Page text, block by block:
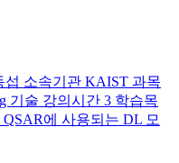
섭 소속기관 KAIST 과목
기술 강의시간 3 학습목
QSAR에 사용되는 DL 모